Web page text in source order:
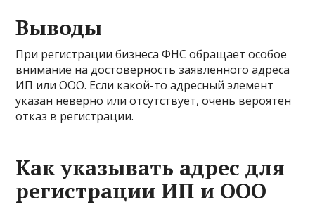
Выводы
При регистрации бизнеса ФНС обращает особое
внимание на достоверность заявленного адреса
ИП или ООО. Если какой-то адресный элемент
указан неверно или отсутствует, очень вероятен
отказ в регистрации.
Как указывать адрес для
регистрации ИП и ООО